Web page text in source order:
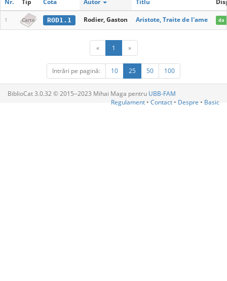
Nr. Tip Cota Autor Titlu
1 Carte ROD1.1 Rodier, Gaston Aristote, Traite de l'ame da
« 1 »
Intrări pe pagină: 10 25 50 100
BiblioCat 3.0.32 © 2015‒2023 Mihai Maga pentru UBB-FAM
Regulament • Contact • Despre • Basic